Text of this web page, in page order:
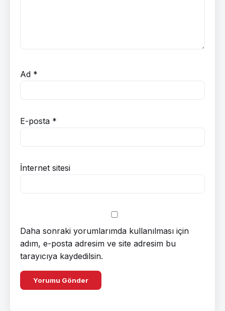
Ad *
E-posta *
İnternet sitesi
Daha sonraki yorumlarımda kullanılması için
adım, e-posta adresim ve site adresim bu
tarayıcıya kaydedilsin.